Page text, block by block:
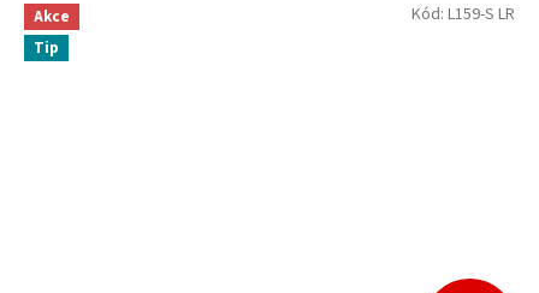
Akce
Tip
Kód: L159-S LR